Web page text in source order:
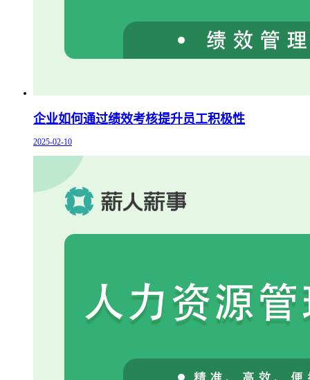
企业如何通过绩效考核提升员工积极性
2025-02-10